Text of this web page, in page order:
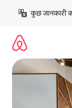
छोड़कर
कॉन्टेंट
कुछ जानकारी